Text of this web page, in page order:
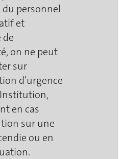
personnel
et
on ne peut
sur
d’urgence
en cas
sur une
ou en